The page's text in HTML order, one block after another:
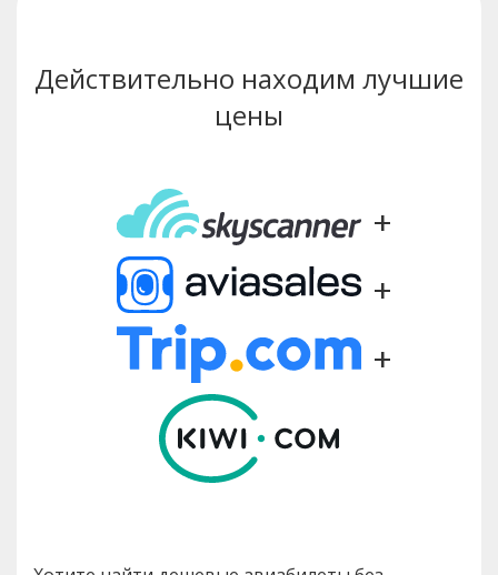
Действительно находим лучшие
цены
+
+
+